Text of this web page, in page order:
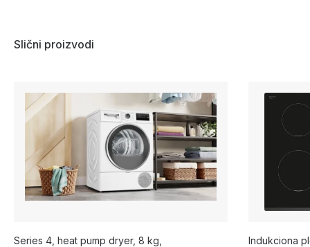
Slični proizvodi
Series 4, heat pump dryer, 8 kg,
Indukciona